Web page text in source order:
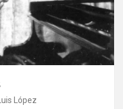
López